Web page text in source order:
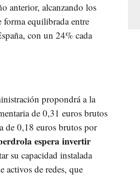
anterior, alcanzando los
forma equilibrada entre
con un 24% cada
propondrá a la
de 0,31 euros brutos
de 0,18 euros brutos por
espera invertir
su capacidad instalada
activos de redes, que